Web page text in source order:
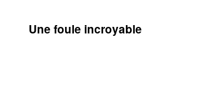
Une foule incroyable